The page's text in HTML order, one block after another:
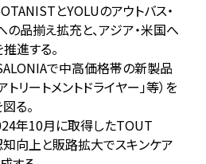
とYOLUのアウトバス・
の品揃え拡充と、アジア・米国へ
進する。
で中高価格帯の新製品
トリートメントドライヤー」等）を
る。
年10月に取得したTOUT
知向上と販路拡大でスキンケア